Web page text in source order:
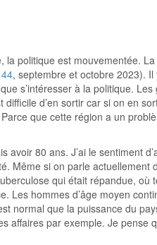
politique est mouvementée.
, septembre et octobre 2023).
s’intéresser à la politique. Les
d’en sortir car si on en
que cette région a un
80 ans. J’ai le sentiment
Même si on parle
qui était répandue, où
hommes d’âge moyen
normal que la puissance du
affaires par exemple. Je